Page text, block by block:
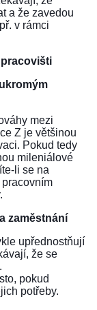
a že zavedou
v rámci
pracovišti
mezi
Z je většinou
Pokud tedy
mileniálové
li se na
zaměstnání
upřednostňují
že se
pokud
potřeby.